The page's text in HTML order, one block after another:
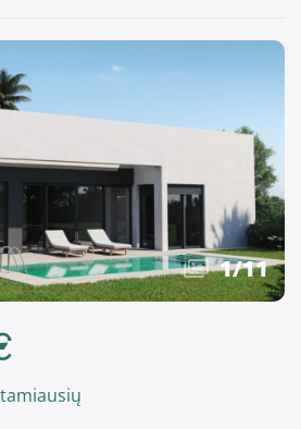
1/11